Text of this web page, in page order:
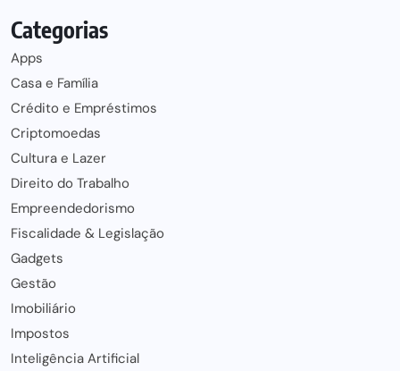
Categorias
Apps
Casa e Família
Crédito e Empréstimos
Criptomoedas
Cultura e Lazer
Direito do Trabalho
Empreendedorismo
Fiscalidade & Legislação
Gadgets
Gestão
Imobiliário
Impostos
Inteligência Artificial